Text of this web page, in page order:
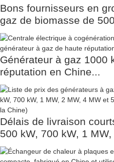
Bons fournisseurs en
gaz de biomasse de
Générateur à gaz 1000
réputation en Chine...
Délais de livraison
500 kW, 700 kW, 1